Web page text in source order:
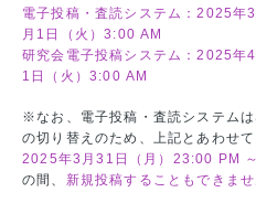
電子投稿・査読システム：2025
月1日（火）3:00 AM
研究会電子投稿システム：2025
1日（火）3:00 AM
※なお、電子投稿・査読システム
の切り替えのため、上記とあわせて
2025年3月31日（月）23:00 PM
の間、 新規投稿することもできませ